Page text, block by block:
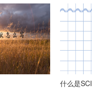
什么是SCI